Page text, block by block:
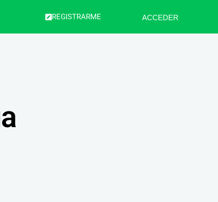
REGISTRARME ACCEDER